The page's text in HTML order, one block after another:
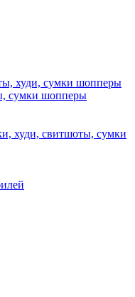
худи, сумки шопперы
сумки шопперы
худи, свитшоты, сумки